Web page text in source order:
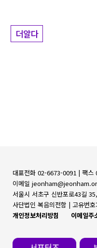
더알다
대표전화 02-6673-0091 | 팩스
이메일
서울시 서초구 신반포로43길
사단법인 복음의전함 | 고유번
개인정보처리방침
이메일주